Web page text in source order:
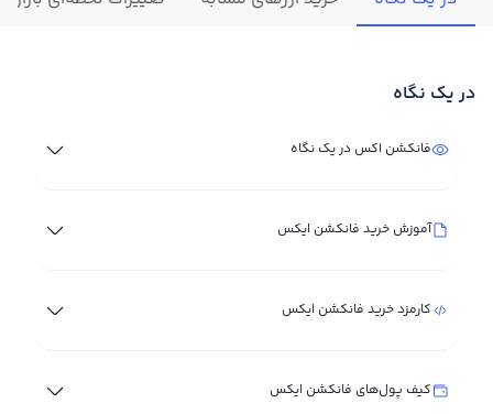
در یک نگاه
فانکشن اکس در یک نگاه
آموزش خرید فانکشن ایکس
کارمزد خرید فانکشن ایکس
کیف پول‌های فانکشن ایکس